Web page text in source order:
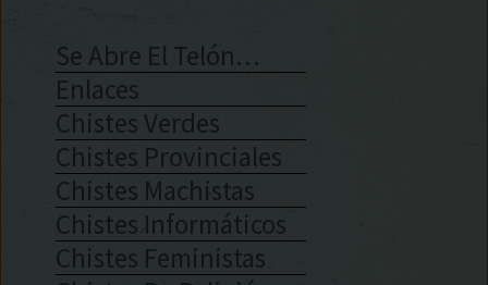
Se Abre El Telón…
Enlaces
Chistes Verdes
Chistes Provinciales
Chistes Machistas
Chistes Informáticos
Chistes Feministas